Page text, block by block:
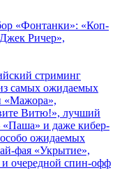
«Фонтанки»: «Коп-
Ричер»,
стриминг
самых ожидаемых
«Мажора»,
Витю!», лучший
и даже кибер-
ожидаемых
фая «Укрытие»,
и очередной спин-офф